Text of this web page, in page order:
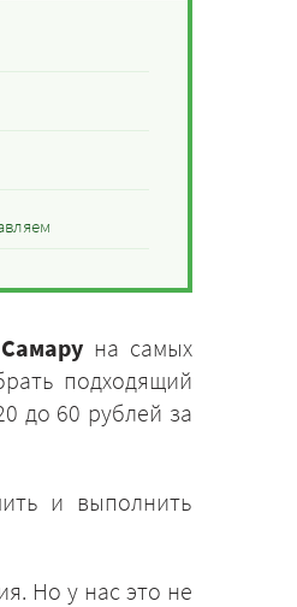
на самых
подходящий
до 60 рублей за
и выполнить
Но у нас это не